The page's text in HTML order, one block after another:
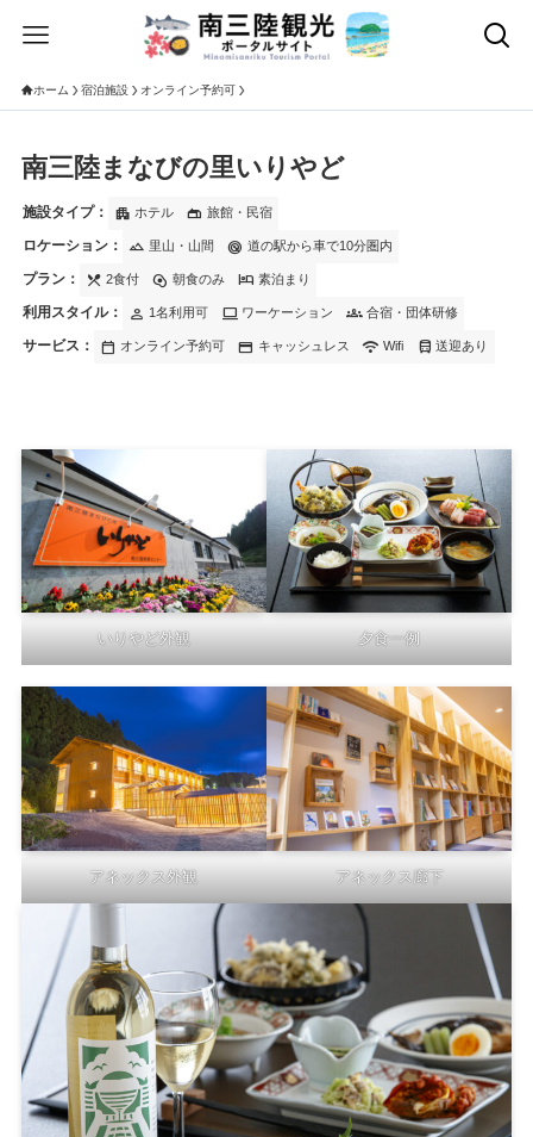
ホーム 宿泊施設 オンライン予約可
南三陸まなびの里いりやど
施設タイプ： apartment ホテル gite 旅館・民宿
ロケーション： landscape 里山・山間 radar 道の駅から車で10分圏内
プラン： local_dining 2食付 egg_alt 朝食のみ hotel 素泊まり
利用スタイル： person 1名利用可 computer ワーケーション groups合宿・団体研修
サービス： calendar_today オンライン予約可 credit_card キャッシュレス wifi Wifi directions_bus 送迎あり
いりやど外観 夕食一例
アネックス外観 アネックス廊下